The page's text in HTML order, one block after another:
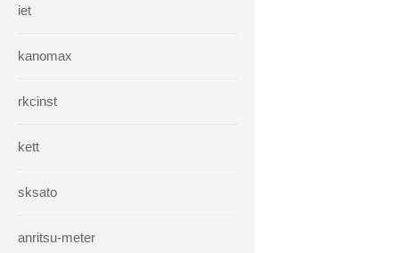
iet
kanomax
rkcinst
kett
sksato
anritsu-meter